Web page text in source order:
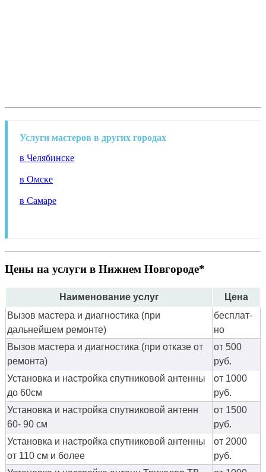
Услуги мастеров в других городах
в Челябинске
в Омске
в Самаре
Цены на услуги в Нижнем Новгороде*
Наименование услуг
Цена
Вызов мастера и диагностика (при
дальнейшем ремонте)
бес­плат­
но
Вызов мастера и диагностика (при отказе от
ремонта)
от 500
руб.
Установка и настройка спутниковой антенны
до 60см
от 1000
руб.
Установка и настройка спутниковой антенн
60- 90 см
от 1500
руб.
Установка и настройка спутниковой антенны
от 110 см и более
от 2000
руб.